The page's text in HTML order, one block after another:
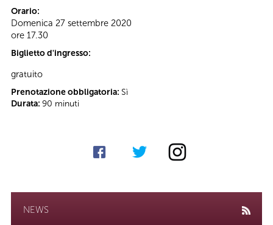
Orario:
Domenica 27 settembre 2020
ore 17.30
Biglietto d'ingresso:
gratuito
Prenotazione obbligatoria: Sì
Durata: 90 minuti
NEWS